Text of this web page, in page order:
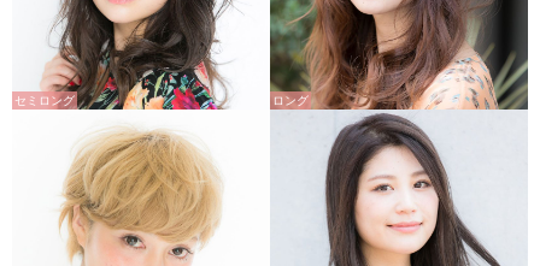
セミロング ロング